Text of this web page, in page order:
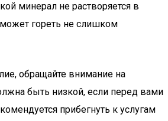
минерал не растворяется в
может гореть не слишком
обращайте внимание на
быть низкой, если перед вами
прибегнуть к услугам